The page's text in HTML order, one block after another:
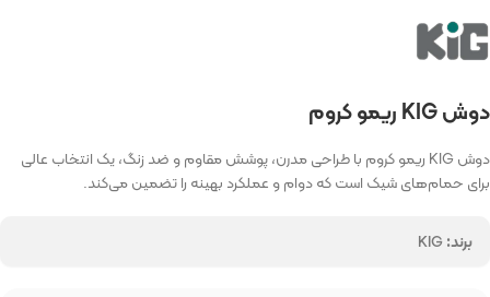
دوش KIG ریمو کروم
دوش KIG ریمو کروم با طراحی مدرن، پوشش مقاوم و ضد زنگ، یک انتخاب عالی
برای حمام‌های شیک است که دوام و عملکرد بهینه را تضمین می‌کند.
برند: